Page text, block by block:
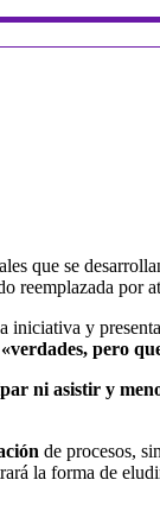
que se
reemplazada por
iniciativa y
«verdades, pero
ni asistir y
de procesos,
la forma de